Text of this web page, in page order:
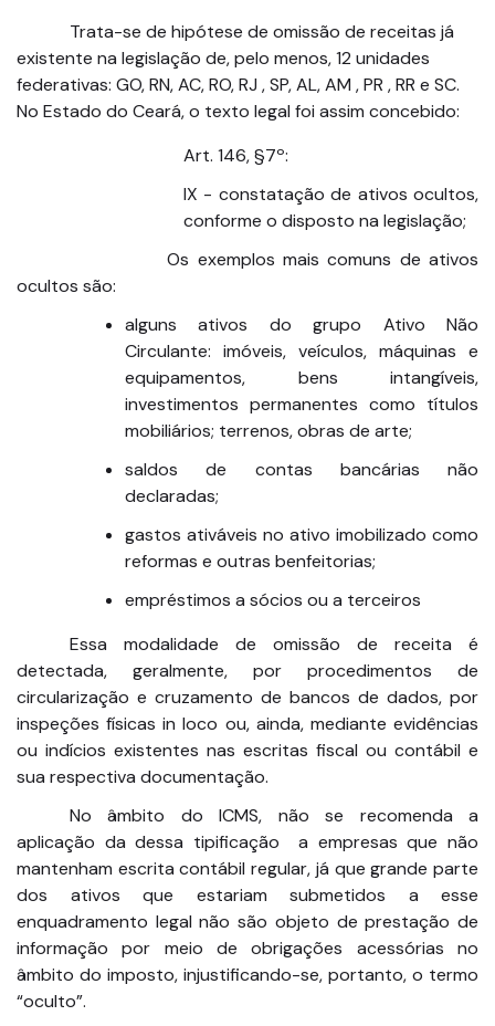
Trata-se de hipótese de omissão de receitas já
existente na legislação de, pelo menos, 12 unidades
federativas: GO, RN, AC, RO, RJ , SP, AL, AM , PR , RR e SC.
No Estado do Ceará, o texto legal foi assim concebido:
Art. 146, §7º:
IX - constatação de ativos ocultos,
conforme o disposto na legislação;
Os exemplos mais comuns de ativos
ocultos são:
alguns ativos do grupo Ativo Não
Circulante: imóveis, veículos, máquinas e
equipamentos, bens intangíveis,
investimentos permanentes como títulos
mobiliários; terrenos, obras de arte;
saldos de contas bancárias não
declaradas;
gastos ativáveis no ativo imobilizado como
reformas e outras benfeitorias;
empréstimos a sócios ou a terceiros
Essa modalidade de omissão de receita é
detectada, geralmente, por procedimentos de
circularização e cruzamento de bancos de dados, por
inspeções físicas in loco ou, ainda, mediante evidências
ou indícios existentes nas escritas fiscal ou contábil e
sua respectiva documentação.
No âmbito do ICMS, não se recomenda a
aplicação da dessa tipificação a empresas que não
mantenham escrita contábil regular, já que grande parte
dos ativos que estariam submetidos a esse
enquadramento legal não são objeto de prestação de
informação por meio de obrigações acessórias no
âmbito do imposto, injustificando-se, portanto, o termo
“oculto”.